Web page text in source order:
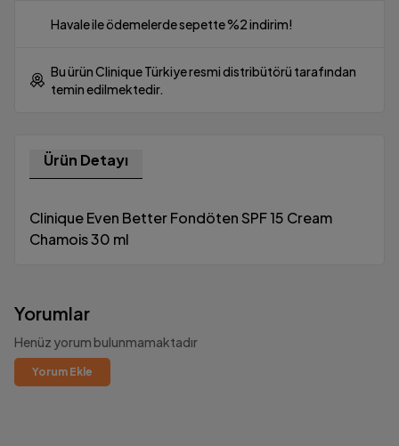
Havale ile ödemelerde sepette %2 indirim!
Bu ürün Clinique Türkiye resmi distribütörü tarafından
temin edilmektedir.
Ürün Detayı
Clinique Even Better Fondöten SPF 15 Cream
Chamois 30 ml
Yorumlar
Henüz yorum bulunmamaktadır
Yorum Ekle